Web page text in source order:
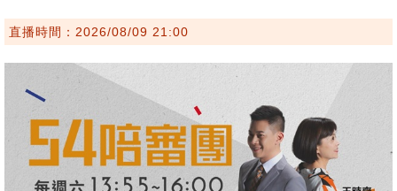
直播時間：2026/08/09 21:00